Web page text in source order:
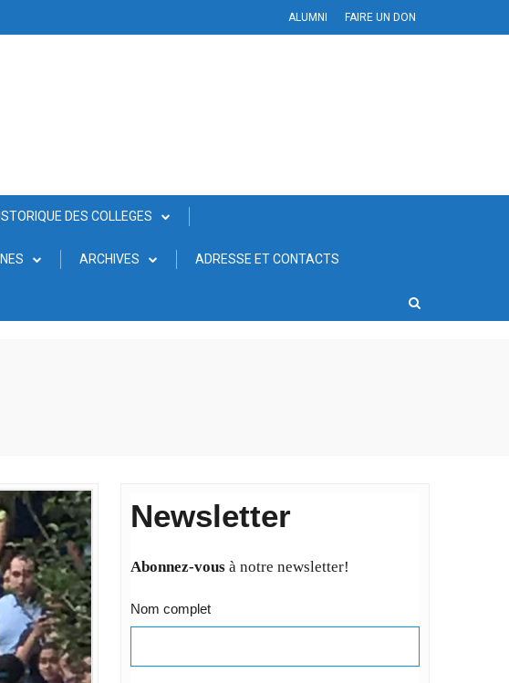
ALUMNI FAIRE UN DON
DES COLLEGES
ARCHIVES ADRESSE ET CONTACTS
Newsletter
Abonnez-vousà notre newsletter!
Nom complet